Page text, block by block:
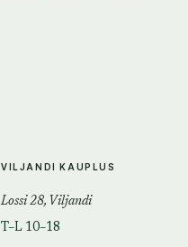
VILJANDI KAUPLUS
Lossi 28, Viljandi
T–L 10–18